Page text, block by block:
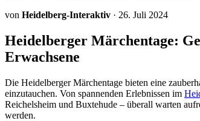
von Heidelberg-Interaktiv · 26. Juli 2024
Heidelberger Märchentage:
Erwachsene
Die Heidelberger Märchentage bieten eine
einzutauchen. Von spannenden Erlebnissen im
Reichelsheim und Buxtehude – überall warten
werden.